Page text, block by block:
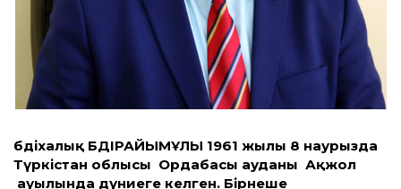
Әбдіхалық ӘБДІРАЙЫМҰЛЫ 1961 жылы 8 наурызда
Түркістан облысы Ордабасы ауданы Ақжол
ауылында дүниеге келген. Бірнеше